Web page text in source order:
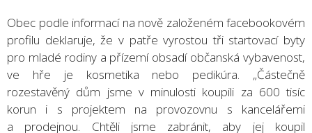
Obec podle informací na nově založeném facebookovém
profilu deklaruje, že v patře vyrostou tři startovací byty
pro mladé rodiny a přízemí obsadí občanská vybavenost,
ve hře je kosmetika nebo pedikúra. „Částečně
rozestavěný dům jsme v minulosti koupili za 600 tisíc
korun i s projektem na provozovnu s kancelářemi
a prodejnou. Chtěli jsme zabránit, aby jej koupil